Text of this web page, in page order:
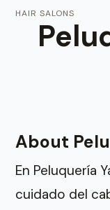
HAIR SALONS
About
En Peluquería
cuidado del